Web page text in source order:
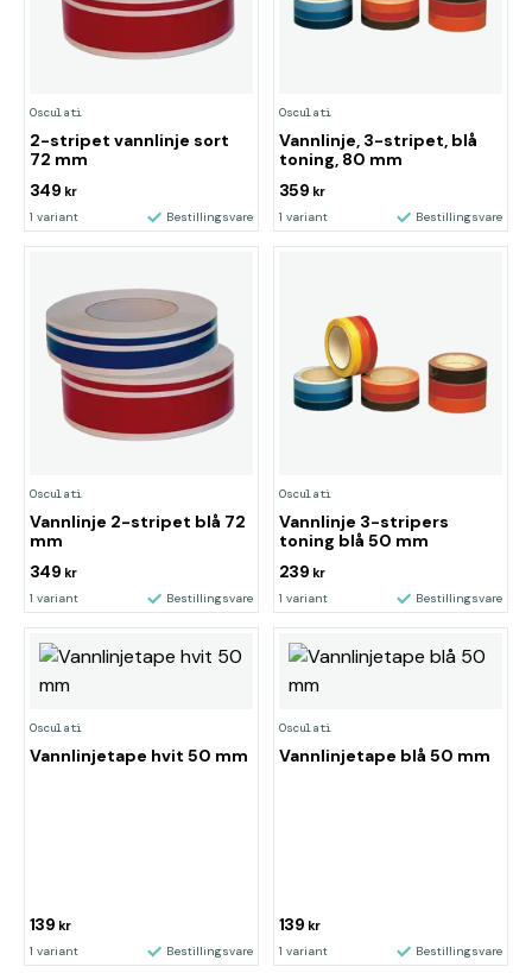
Osculati
2-stripet vannlinje sort
72 mm
349 kr
1 variant Bestillingsvare
Osculati
Vannlinje, 3-stripet, blå
toning, 80 mm
359 kr
1 variant Bestillingsvare
Osculati
Vannlinje 2-stripet blå 72
mm
349 kr
1 variant Bestillingsvare
Osculati
Vannlinje 3-stripers
toning blå 50 mm
239 kr
1 variant Bestillingsvare
Osculati
Vannlinjetape hvit 50 mm
139 kr
1 variant Bestillingsvare
Osculati
Vannlinjetape blå 50 mm
139 kr
1 variant Bestillingsvare